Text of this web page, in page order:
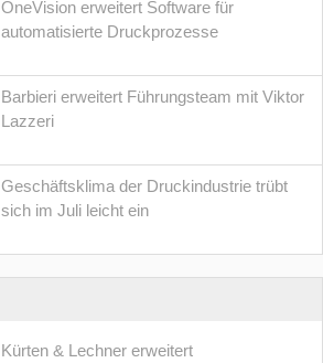
OneVision erweitert Software für
automatisierte Druckprozesse
Barbieri erweitert Führungsteam mit Viktor
Lazzeri
Geschäftsklima der Druckindustrie trübt
sich im Juli leicht ein
Kürten & Lechner erweitert